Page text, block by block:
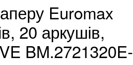
Euromax
20 аркушів,
BM.2721320E-